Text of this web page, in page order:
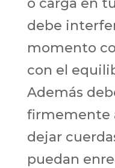
debe
momento
con el
Además
firmemente
dejar
puedan